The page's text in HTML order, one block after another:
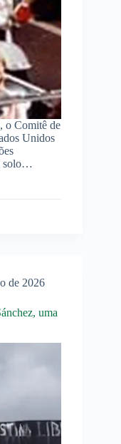
o Comitê de
Unidos
solo…
de 2026
uma